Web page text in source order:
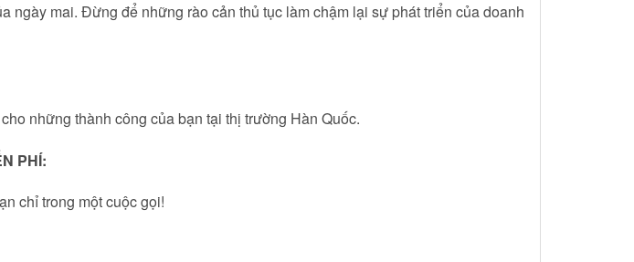
mai. Đừng để những rào cản thủ tục làm chậm lại sự phát triển của doanh
những thành công của bạn tại thị trường Hàn Quốc.
PHÍ:
chỉ trong một cuộc gọi!